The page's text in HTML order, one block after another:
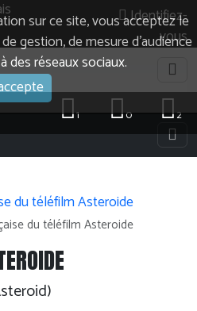
sur ce site, vous acceptez le
gestion, de mesure d’audience
des réseaux sociaux.
Identifiez-
vous
2
0
1
du téléfilm Asteroide